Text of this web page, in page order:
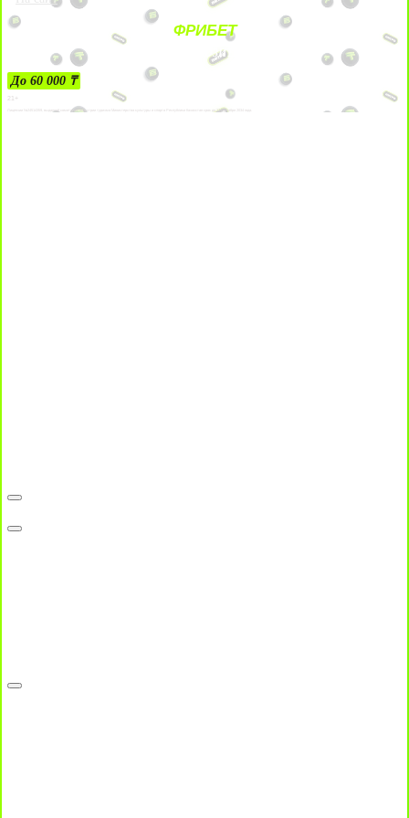
ФРИБЕТ
ЗА ДЕПОЗИТЫ
До 60 000 ₸
21+
Лицензии №24514359, выданной комитетом индустрии туризма Министерства культуры и спорта Республики Казахстан срок до 27 сентября 2034 года.